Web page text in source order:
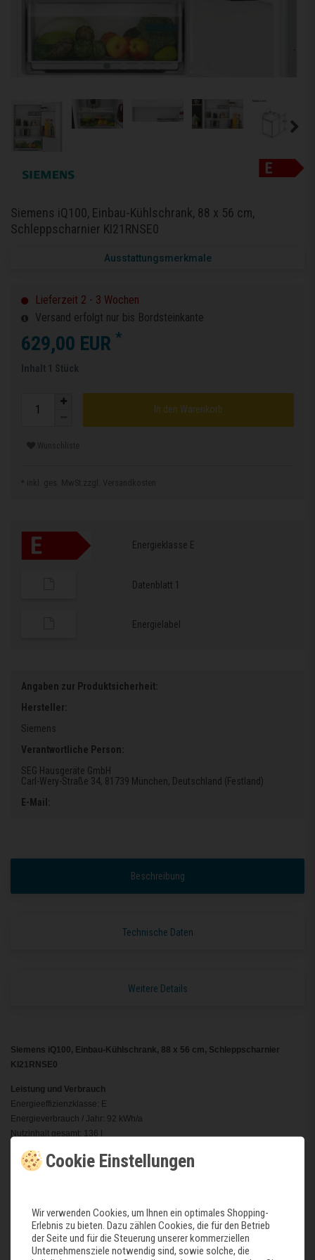
Siemens iQ100, Einbau-Kühlschrank, 88 x 56 cm,
Schleppscharnier KI21RNSE0
Ausstattungsmerkmale
Lieferzeit 2 - 3 Wochen
Versand erfolgt nur bis Bordsteinkante
629,00 EUR *
Inhalt 1 Stück
In den Warenkorb
Wunschliste
* inkl. ges. MwSt.zzgl. Versandkosten
Energieklasse E
Datenblatt 1
Energielabel
Angaben zur Produktsicherheit:
Hersteller:
Siemens
Verantwortliche Person:
SEG Hausgeräte GmbH
Carl-Wery-Straße 34, 81739 München, Deutschland (Festland)
E-Mail:
Beschreibung
Technische Daten
Weitere Details
Siemens iQ100, Einbau-Kühlschrank, 88 x 56 cm, Schleppscharnier
KI21RNSE0
Leistung und Verbrauch
Energieeffizienzklasse: E
Energieverbrauch / Jahr: 92 kWh/a
Nutzinhalt gesamt: 136 l
Geräuscheffizienzklasse / Geräusch-Wert: B / 35 dB
Klimaklasse: SN-ST
Komfort und Sicherheit
Elektronische Temperaturregelung über LED ablesbar
Abtau-Automatik im Kühlteil
Cookie Einstellungen
Wir verwenden Cookies, um Ihnen ein optimales Shopping-
Erlebnis zu bieten. Dazu zählen Cookies, die für den Betrieb
der Seite und für die Steuerung unserer kommerziellen
Unternehmensziele notwendig sind, sowie solche, die